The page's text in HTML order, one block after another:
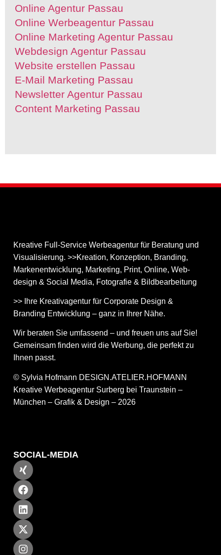
Online Agentur Passau
Online Werbeagentur Passau
Online Marketing Agentur Passau
Webdesign Agentur Passau
Website erstellen Passau
E-Mail Marketing Passau
Newsletter Agentur Passau
Content Marketing Passau
Kreative Full-Service Werbeagentur für Beratung und
Visualisierung. >>Kreation, Konzeption, Branding,
Markenentwicklung, Marketing, Print, Online, Web­
design & Social Media, Fotografie & Bildbear­bei­tung
>> Ihre Kreativagentur für Corporate Design &
Branding Entwicklung – ganz in Ihrer Nähe.
Wir beraten Sie umfassend – und freuen uns auf Sie!
Gemeinsam finden wird die Werbung, die perfekt zu
Ihnen passt.
© Sylvia Hofmann DESIGN.ATELIER.HOFMANN
Kreative Werbeagentur Surberg bei Traunstein –
München – Grafik & Design – 2026
SOCIAL-MEDIA